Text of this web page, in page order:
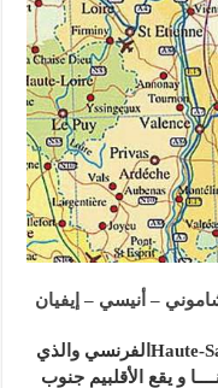
– أنيسي – إيفيان
تتبع ميجيف لأقليم (هو سافوي) – Haute-Savoieالفرنسي والذي
و يقع الأقلبيم جنوب